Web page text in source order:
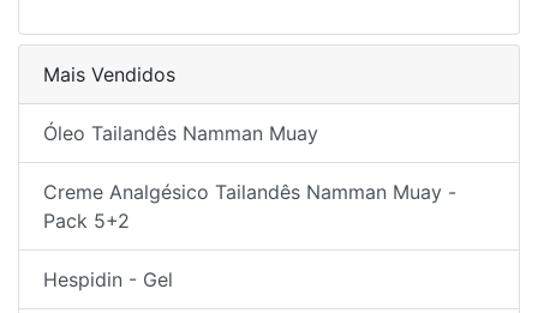
Mais Vendidos
Óleo Tailandês Namman Muay
Creme Analgésico Tailandês Namman Muay -
Pack 5+2
Hespidin - Gel